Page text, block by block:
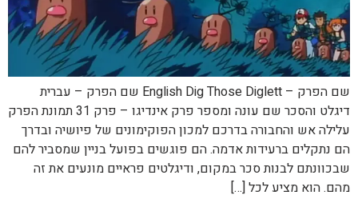
שם הפרק – English Dig Those Diglett שם הפרק – עברית
דיגלט והסכר שם עונה ומספר פרק אינדיגו – פרק 31 תמונת הפרק
עלילה אש והחבורה בדרכם למכון הפוקימונים של פיושיה ובדרך
הם נתקלים ברעידות אדמה. הם פוגשים בפועל בניין שמסביר להם
שבכוונתם לבנות סכר במקום, ודיגלטים פראיים מונעים את זה
מהם. הוא מציע לכל […]